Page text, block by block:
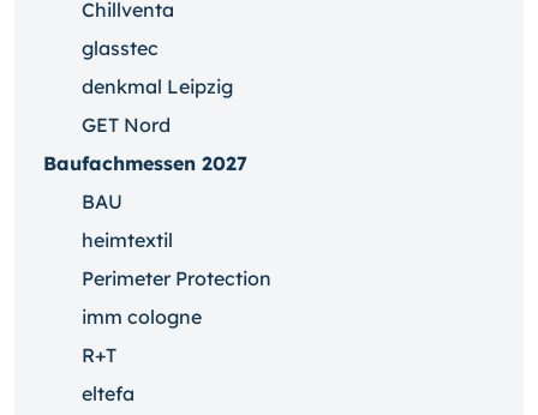
Chillventa
glasstec
denkmal Leipzig
GET Nord
Baufachmessen 2027
BAU
heimtextil
Perimeter Protection
imm cologne
R+T
eltefa